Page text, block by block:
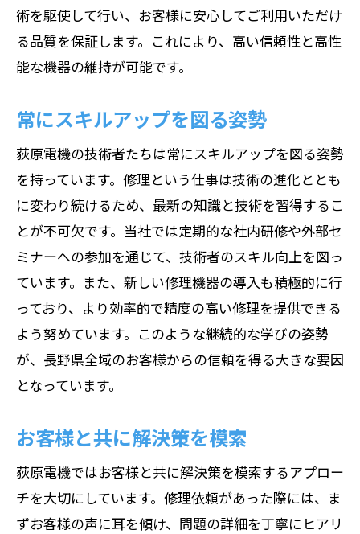
術を駆使して行い、お客様に安心してご利用いただけ
る品質を保証します。これにより、高い信頼性と高性
能な機器の維持が可能です。
常にスキルアップを図る姿勢
荻原電機の技術者たちは常にスキルアップを図る姿勢
を持っています。修理という仕事は技術の進化ととも
に変わり続けるため、最新の知識と技術を習得するこ
とが不可欠です。当社では定期的な社内研修や外部セ
ミナーへの参加を通じて、技術者のスキル向上を図っ
ています。また、新しい修理機器の導入も積極的に行
っており、より効率的で精度の高い修理を提供できる
よう努めています。このような継続的な学びの姿勢
が、長野県全域のお客様からの信頼を得る大きな要因
となっています。
お客様と共に解決策を模索
荻原電機ではお客様と共に解決策を模索するアプロー
チを大切にしています。修理依頼があった際には、ま
ずお客様の声に耳を傾け、問題の詳細を丁寧にヒアリ